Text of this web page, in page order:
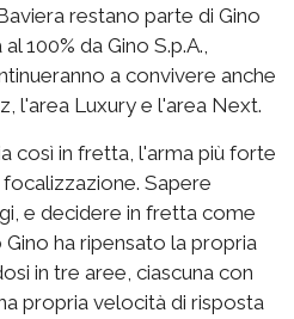
restano parte di Gino
100% da Gino S.p.A.,
a convivere anche
l'area Luxury e l'area Next.
così in fretta, l'arma più forte
Sapere
e decidere in fretta come
ha ripensato la propria
in tre aree, ciascuna con
propria velocità di risposta